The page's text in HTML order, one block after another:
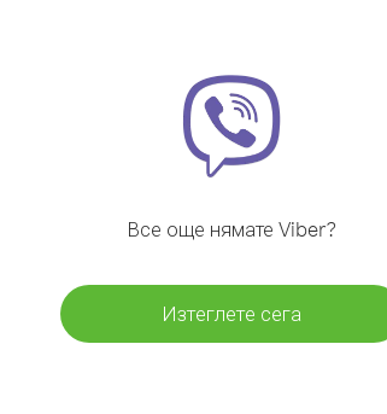
Все още нямате Viber?
Изтеглете сега